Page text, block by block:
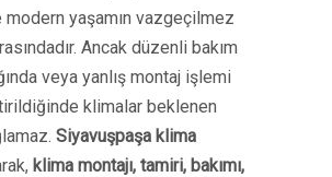
yaşamın vazgeçilmez
Ancak düzenli bakım
veya yanlış montaj işlemi
klimalar beklenen
Siyavuşpaşa klima
klima montajı, tamiri, bakımı,